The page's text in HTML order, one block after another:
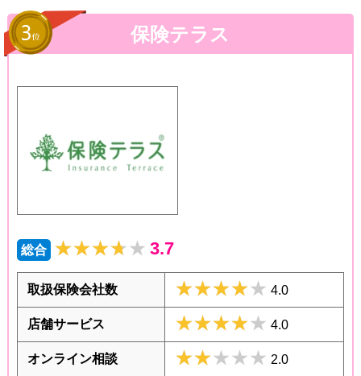
保険テラス
総合 ★★★★★
★★★★★ 3.7
取扱保険会社数 ★★★★★
★★★★★ 4.0
店舗サービス ★★★★★
★★★★★ 4.0
オンライン相談 ★★★★★
★★★★★ 2.0